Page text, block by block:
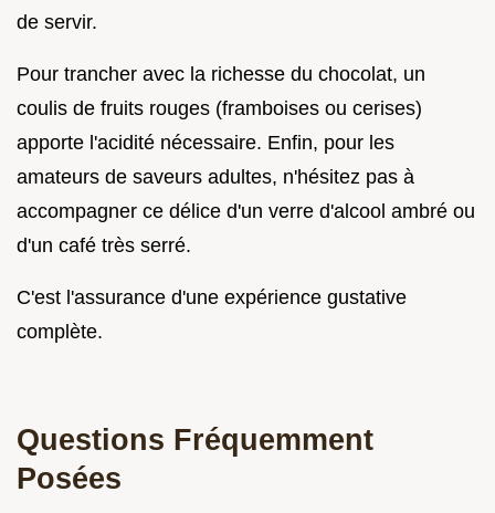
de servir.
Pour trancher avec la richesse du chocolat, un
coulis de fruits rouges (framboises ou cerises)
apporte l'acidité nécessaire. Enfin, pour les
amateurs de saveurs adultes, n'hésitez pas à
accompagner ce délice d'un verre d'alcool ambré ou
d'un café très serré.
C'est l'assurance d'une expérience gustative
complète.
Questions Fréquemment
Posées